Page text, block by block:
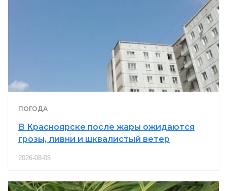
ПОГОДА
В Красноярске после жары ожидаются
грозы, ливни и шквалистый ветер
2026-08-05